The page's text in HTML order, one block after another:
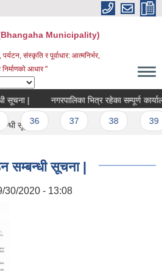
Municipality)
पर्यटन, संस्कृति र पूर्वाधार: आत्मनिर्भर,
आधार "
| नगरपालिका भित्र रहेका सम्पूर्ण
36सूचना |
सम्बन्धी सूचना |
30/2020 - 13:08